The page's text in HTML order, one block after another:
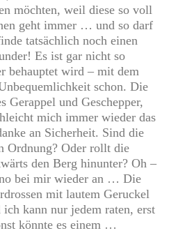
möchten, weil diese so voll
geht immer … und so darf
tatsächlich noch einen
Es ist gar nicht so
behauptet wird – mit dem
schon. Die
Gerappel und Geschepper,
mich immer wieder das
an Sicherheit. Sind die
Ordnung? Oder rollt die
den Berg hinunter? Oh –
bei mir wieder an … Die
mit lautem Geruckel
kann nur jedem raten, erst
könnte es einem …